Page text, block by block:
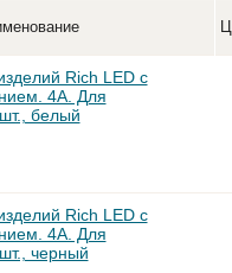
Rich LED с
4А. Для
белый
Rich LED с
4А. Для
черный